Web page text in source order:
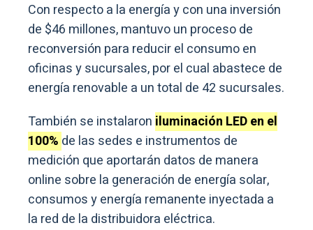
Con respecto a la energía y con una inversión
de $46 millones, mantuvo un proceso de
reconversión para reducir el consumo en
oficinas y sucursales, por el cual abastece de
energía renovable a un total de 42 sucursales.
También se instalaron iluminación LED en el
100% de las sedes e instrumentos de
medición que aportarán datos de manera
online sobre la generación de energía solar,
consumos y energía remanente inyectada a
la red de la distribuidora eléctrica.